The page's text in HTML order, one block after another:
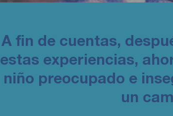
A fin de cuentas,
estas experiencias,
niño preocupado e
un